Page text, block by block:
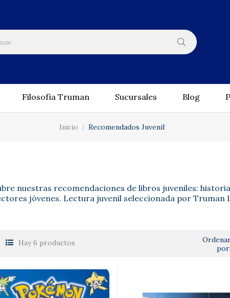
Filosofía Truman Sucursales Blog
Inicio Recomendados Juvenil
nuestras recomendaciones de libros juveniles:
jóvenes. Lectura juvenil seleccionada por Truman
Hay 6 productos
por: